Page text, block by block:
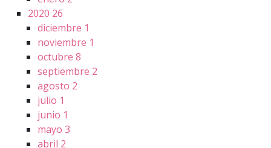
2020 26
diciembre 1
noviembre 1
octubre 8
septiembre 2
agosto 2
julio 1
junio 1
mayo 3
abril 2